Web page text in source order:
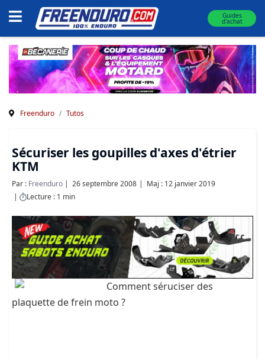
Guides
d'achat
Freenduro Tutos
Sécuriser les goupilles d'axes d'étrier
KTM
Par : Freenduro 26 septembre 2008
Maj : 12 janvier 2019
Lecture : 1 min
Comment séruciser des
plaquette de frein moto ?